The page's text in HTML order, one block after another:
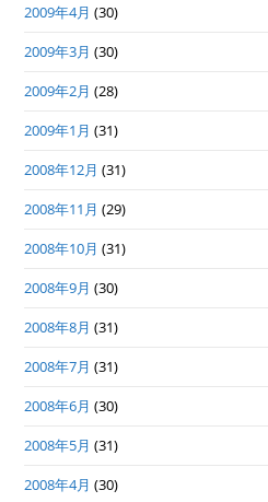
2009年4月 (30)
2009年3月 (30)
2009年2月 (28)
2009年1月 (31)
2008年12月 (31)
2008年11月 (29)
2008年10月 (31)
2008年9月 (30)
2008年8月 (31)
2008年7月 (31)
2008年6月 (30)
2008年5月 (31)
2008年4月 (30)